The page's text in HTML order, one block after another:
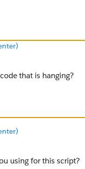
that is hanging?
using for this script?